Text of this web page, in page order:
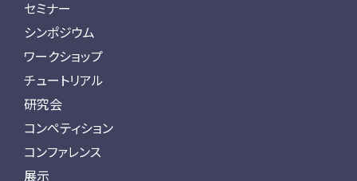
セミナー
シンポジウム
ワークショップ
チュートリアル
研究会
コンペティション
コンファレンス
展示